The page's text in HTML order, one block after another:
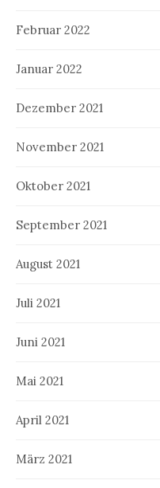
Februar 2022
Januar 2022
Dezember 2021
November 2021
Oktober 2021
September 2021
August 2021
Juli 2021
Juni 2021
Mai 2021
April 2021
März 2021